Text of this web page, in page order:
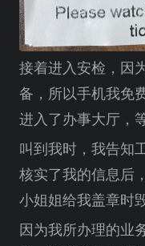
接着进入安检，因
备，所以手机我免
进入了办事大厅，
叫到我时，我告知
核实了我的信息后
小姐姐给我盖章时
因为我所办理的业